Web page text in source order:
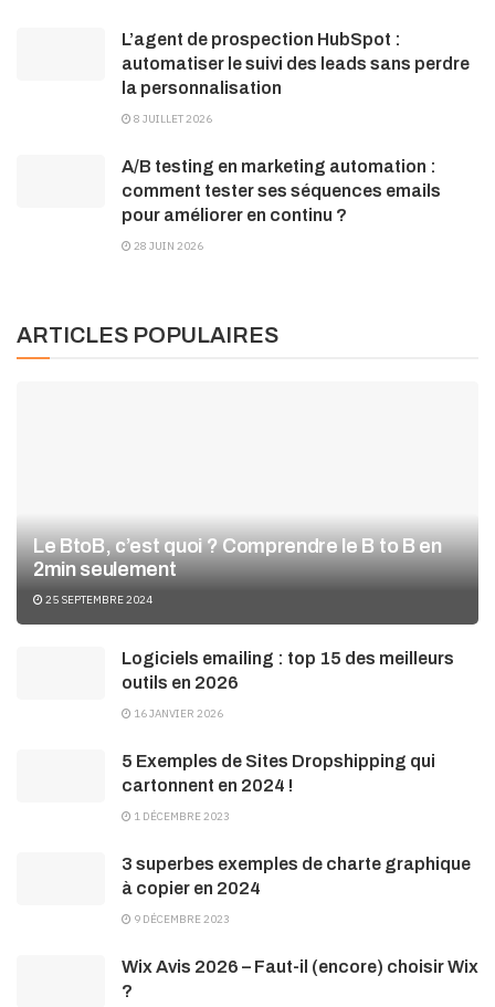
L’agent de prospection HubSpot :
automatiser le suivi des leads sans perdre
la personnalisation
8 JUILLET 2026
A/B testing en marketing automation :
comment tester ses séquences emails
pour améliorer en continu ?
28 JUIN 2026
ARTICLES POPULAIRES
Le BtoB, c’est quoi ? Comprendre le B to B en
2min seulement
25 SEPTEMBRE 2024
Logiciels emailing : top 15 des meilleurs
outils en 2026
16 JANVIER 2026
5 Exemples de Sites Dropshipping qui
cartonnent en 2024 !
1 DÉCEMBRE 2023
3 superbes exemples de charte graphique
à copier en 2024
9 DÉCEMBRE 2023
Wix Avis 2026 – Faut-il (encore) choisir Wix
?